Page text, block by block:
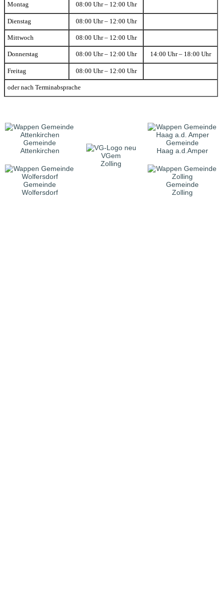
Montag 08:00 Uhr – 12:00 Uhr
Dienstag 08:00 Uhr – 12:00 Uhr
Mittwoch 08:00 Uhr – 12:00 Uhr
Donnerstag 08:00 Uhr – 12:00 Uhr 14:00 Uhr – 18:00 Uhr
Freitag 08:00 Uhr – 12:00 Uhr
oder nach Terminabsprache
Gemeinde
Attenkirchen
VGem
Zolling
Gemeinde
Haag a.d.Amper
Gemeinde
Wolfersdorf
Gemeinde
Zolling